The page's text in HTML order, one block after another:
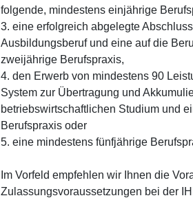
folgende, mindestens einjährige
3. eine erfolgreich abgelegte
Ausbildungsberuf und eine auf die
zweijährige Berufspraxis,
4. den Erwerb von mindestens 90
System zur Übertragung und
betriebswirtschaftlichen Studium und
Berufspraxis oder
5. eine mindestens fünfjährige
Im Vorfeld empfehlen wir Ihnen die
Zulassungsvoraussetzungen bei der